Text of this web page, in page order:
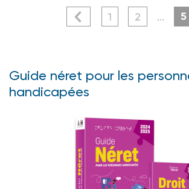
1 2 ... 5
Guide néret pour les
handicapées